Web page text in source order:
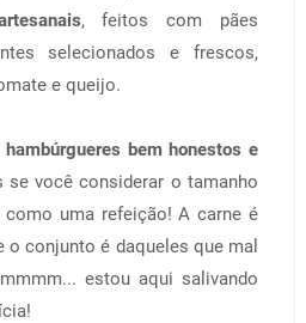
, feitos com pães
selecionados e frescos,
e queijo.
bem honestos e
se você considerar o tamanho
uma refeição! A carne é
conjunto é daqueles que mal
estou aqui salivando